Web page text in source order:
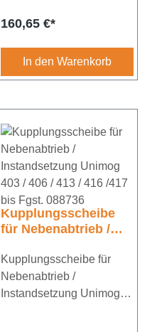
Regulärer Preis:
160,65 €*
In den Warenkorb
Kupplungsscheibe
für Nebenabtrieb /
Unimog 403 / 406 /
413 / 416 /417 bis
Fgst. 088736
Kupplungsscheibe für
Nebenabtrieb /
Instandsetzung Unimog